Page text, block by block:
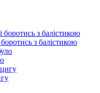
з балістикою